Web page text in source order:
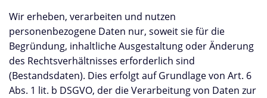
Wir erheben, verarbeiten und nutzen
personenbezogene Daten nur, soweit sie für die
Begründung, inhaltliche Ausgestaltung oder Änderung
des Rechtsverhältnisses erforderlich sind
(Bestandsdaten). Dies erfolgt auf Grundlage von Art. 6
Abs. 1 lit. b DSGVO, der die Verarbeitung von Daten zur